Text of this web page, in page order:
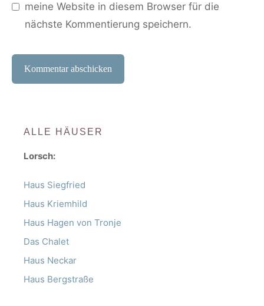
meine Website in diesem Browser für die
nächste Kommentierung speichern.
ALLE HÄUSER
Lorsch:
Haus Siegfried
Haus Kriemhild
Haus Hagen von Tronje
Das Chalet
Haus Neckar
Haus Bergstraße